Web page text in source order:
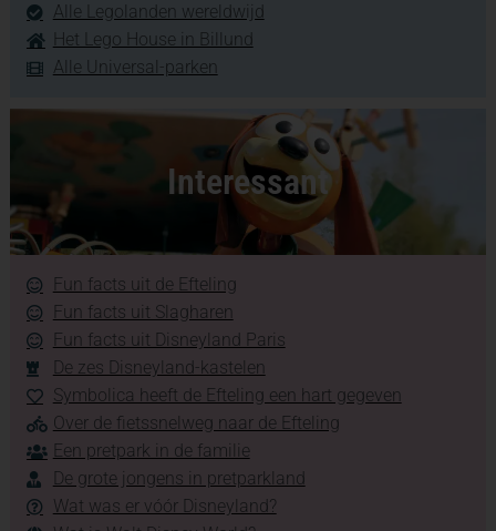
Alle Legolanden wereldwijd
Het Lego House in Billund
Alle Universal-parken
Interessant
Fun facts uit de Efteling
Fun facts uit Slagharen
Fun facts uit Disneyland Paris
De zes Disneyland-kastelen
Symbolica heeft de Efteling een hart gegeven
Over de fietssnelweg naar de Efteling
Een pretpark in de familie
De grote jongens in pretparkland
Wat was er vóór Disneyland?